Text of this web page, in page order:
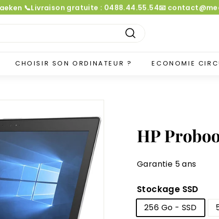
Diaporama
Pause
📞Livraison gratuite : 0488.44.55.54📧
Recherche
CHOISIR SON ORDINATEUR ? ECONOMIE
HP
Garantie 5 ans
Stockage SSD
256 Go - SSD